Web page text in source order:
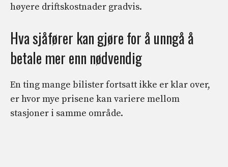
høyere driftskostnader gradvis.
Hva sjåfører kan gjøre for å unngå å
betale mer enn nødvendig
En ting mange bilister fortsatt ikke er klar over,
er hvor mye prisene kan variere mellom
stasjoner i samme område.